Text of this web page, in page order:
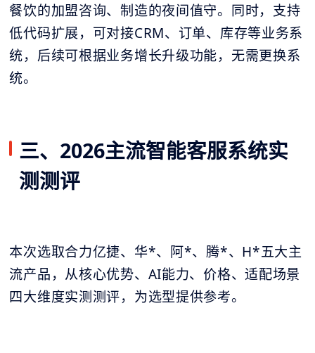
餐饮的加盟咨询、制造的夜间值守。同时，支持
低代码扩展，可对接CRM、订单、库存等业务系
统，后续可根据业务增长升级功能，无需更换系
统。
三、2026主流智能客服系统实
测测评
本次选取合力亿捷、华*、阿*、腾*、H*五大主
流产品，从核心优势、AI能力、价格、适配场景
四大维度实测测评，为选型提供参考。